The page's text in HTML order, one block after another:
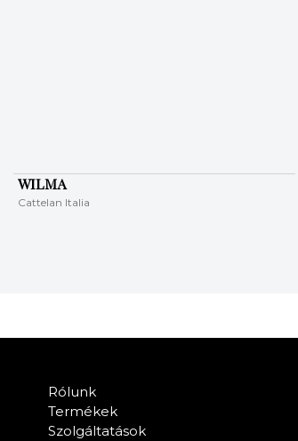
WILMA
Cattelan Italia
Rólunk
Termékek
Szolgáltatások